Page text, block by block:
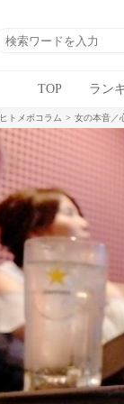
TOP ラン
ヒトメボコラム 女の本音／